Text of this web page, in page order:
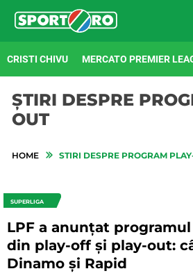
CRISTI CHIVU MERCATO PREMIER
ȘTIRI DESPRE
OUT
HOME STIRI DESPRE PROGRAM
SUPERLIGA
LPF a anunțat
din play-off și play-out:
Dinamo și Rapid